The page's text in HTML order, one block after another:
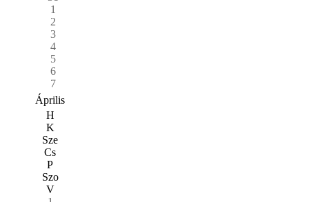
1
2
3
4
5
6
7
Április
H
K
Sze
Cs
P
Szo
V